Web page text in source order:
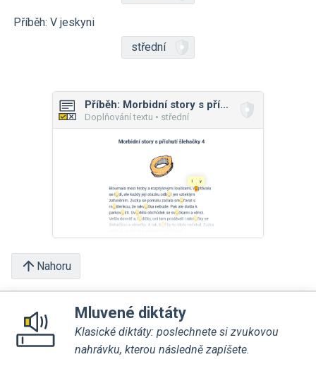
Příběh: V jeskyni
střední
Příběh: Morbidní story s příchutí šlehačky
Doplňování textu • střední
Nahoru
Mluvené diktáty
Klasické diktáty: poslechnete si zvukovou
nahrávku, kterou následně zapíšete.